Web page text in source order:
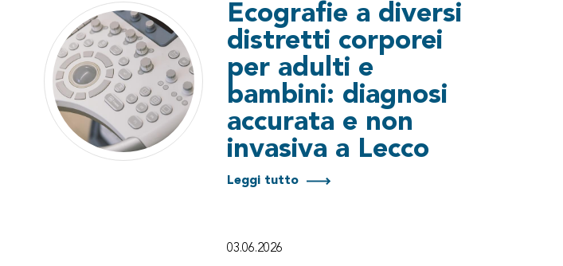
Ecografie a diversi
distretti corporei
per adulti e
bambini: diagnosi
accurata e non
invasiva a Lecco
Leggi tutto
03.06.2026